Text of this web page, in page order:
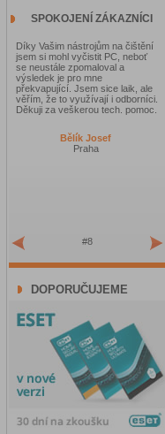
SPOKOJENÍ ZÁKAZNÍCI
Díky Vašim nástrojům na čištění
jsem si mohl vyčistit PC, neboť
se neustále zpomaloval a
výsledek je pro mne
překvapující. Jsem sice laik, ale
věřím, že to využívají i odborníci.
Děkuji za veškerou tech. pomoc.
Bělík Josef
Praha
#8
DOPORUČUJEME